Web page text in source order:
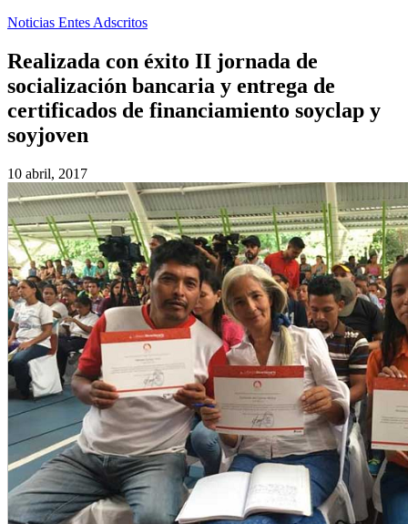
Noticias Entes Adscritos
Realizada con éxito II jornada de
socialización bancaria y entrega de
certificados de financiamiento soyclap y
soyjoven
10 abril, 2017